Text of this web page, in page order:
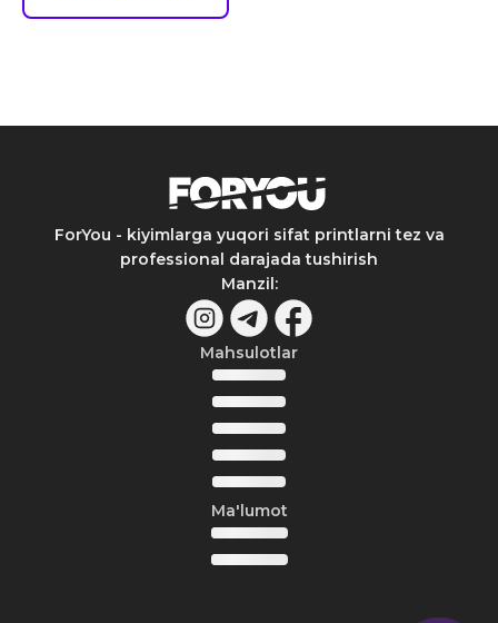
ForYou - kiyimlarga yuqori sifat printlarni tez va
professional darajada tushirish
Manzil:
Mahsulotlar
Ma'lumot